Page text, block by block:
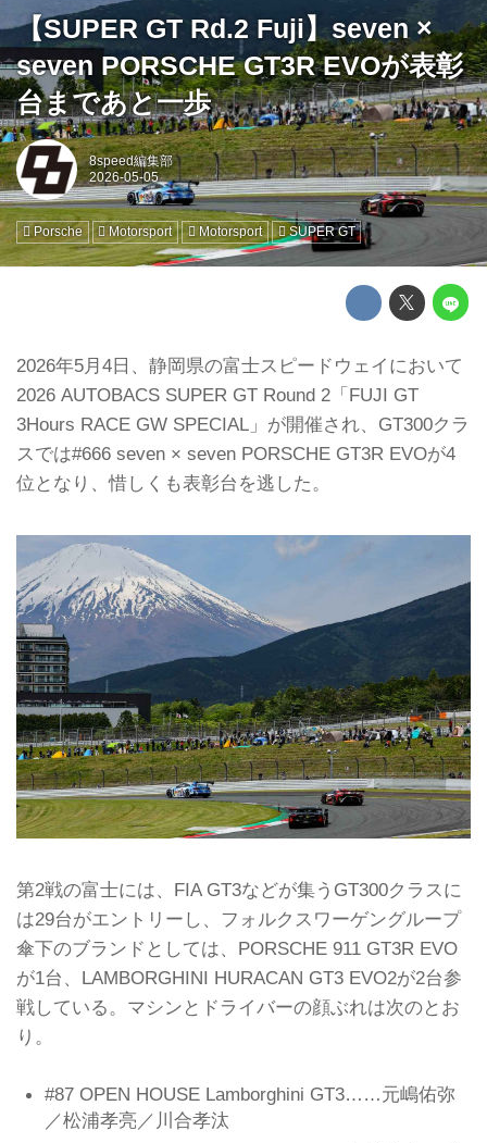
【SUPER GT Rd.2 Fuji】seven ×
seven PORSCHE GT3R EVOが表彰
台まであと一歩
8speed編集部
Porsche Motorsport Motorsport SUPER GT
2026年5月4日、静岡県の富士スピードウェイにおいて
2026 AUTOBACS SUPER GT Round 2「FUJI GT
3Hours RACE GW SPECIAL」が開催され、GT300クラ
スでは#666 seven × seven PORSCHE GT3R EVOが4
位となり、惜しくも表彰台を逃した。
第2戦の富士には、FIA GT3などが集うGT300クラスに
は29台がエントリーし、フォルクスワーゲングループ
傘下のブランドとしては、PORSCHE 911 GT3R EVO
が1台、LAMBORGHINI HURACAN GT3 EVO2が2台参
戦している。マシンとドライバーの顔ぶれは次のとお
り。
#87 OPEN HOUSE Lamborghini GT3……元嶋佑弥
／松浦孝亮／川合孝汰